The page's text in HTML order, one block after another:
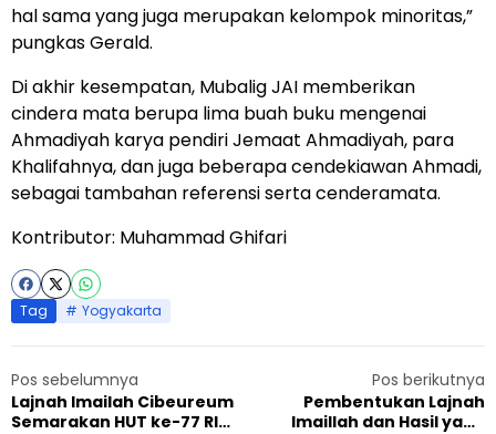
hal sama yang juga merupakan kelompok minoritas,”
pungkas Gerald.
Di akhir kesempatan, Mubalig JAI memberikan
cindera mata berupa lima buah buku mengenai
Ahmadiyah karya pendiri Jemaat Ahmadiyah, para
Khalifahnya, dan juga beberapa cendekiawan Ahmadi,
sebagai tambahan referensi serta cenderamata.
Kontributor: Muhammad Ghifari
Tag Yogyakarta
Pos sebelumnya
Lajnah Imailah Cibeureum
Semarakan HUT ke-77 RI
Pos berikutnya
Pembentukan Lajnah
Imaillah dan Hasil yang